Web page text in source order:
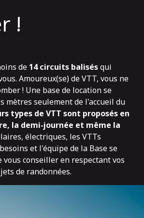
!
de 14 circuits balisésqui
Amoureux(se) de VTT, vous ne
! Une base de location se
mètres seulement de l'accueil du
types de VTT sont proposés en
la demi-journée et même la
électriques, les VTTs
et l'équipe de la Base se
conseiller en respectant vos
de randonnées.